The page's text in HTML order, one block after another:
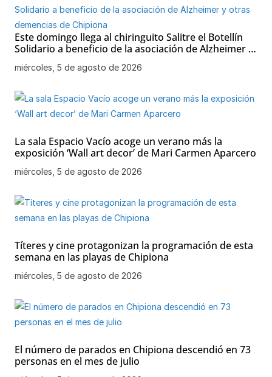
Este domingo llega al chiringuito Salitre el Botellín
Solidario a beneficio de la asociación de Alzheimer y
otras demencias de Chipiona
miércoles, 5 de agosto de 2026
La sala Espacio Vacío acoge un verano más la
exposición ‘Wall art decor’ de Mari Carmen Aparcero
miércoles, 5 de agosto de 2026
Títeres y cine protagonizan la programación de esta
semana en las playas de Chipiona
miércoles, 5 de agosto de 2026
El número de parados en Chipiona descendió en 73
personas en el mes de julio